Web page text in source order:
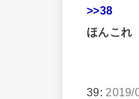
>>38
ほんこれ
39: 2019/